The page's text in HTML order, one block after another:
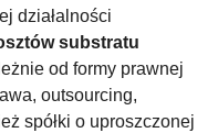
działalności
substratu
od formy prawnej
outsourcing,
spółki o uproszczonej